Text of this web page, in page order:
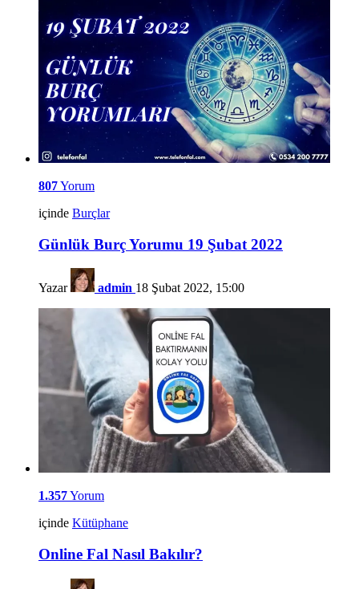
807Yorum
içinde Burçlar
Günlük Burç Yorumu 19 Şubat 2022
Yazar admin 18 Şubat 2022, 15:00
1.357Yorum
içinde Kütüphane
Online Fal Nasıl Bakılır?